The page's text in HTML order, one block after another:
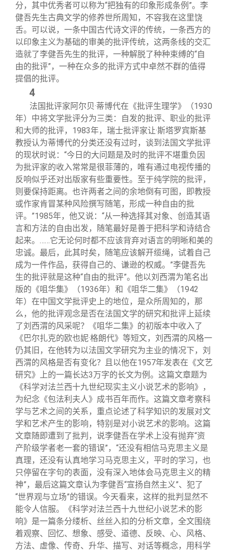
分，其中优秀者可以称为“把独有的印象形成条例”。李
健吾先生古典文学的修养世所周知，不容我在这里饶
舌。可以说，一条中国古代诗文评的传统，一条西方的
以印象主义为基础的审美的批评传统，这两条线的交汇
造就了李健吾先生的批评，一种解脱了种种束缚的“自
由的批评”，一种在众多的批评方式中卓然不群的值得
提倡的批评。
4
法国批评家阿尔贝·蒂博代在《批评生理学》（1930
年）中将文学批评分为三类：自发的批评、职业的批评
和大师的批评，1983年，瑞士批评家让·斯塔罗宾斯基
教授认为蒂博代的分类还没有过时，谈到法国文学批评
的现状时说：“今日的大问题是及时的批评不堪重负因
为批评家的收入常常是很菲薄的，唯有通过电视传播的
反响似乎还对出版家有些重要性。至于纯学院的批评，
则要保持距离。也许两者之间的余地倒有可图，即教授
或作家肯冒某种风险撰写随笔，形成一种自由的批
评。”1985年，他又说：“从一种选择其对象、创造其语
言和方法的自由出发，随笔最好是善于把科学和诗结合
起来。……它无论何时都不应该背弃对语言的明晰和美的
忠诚。最后，此其时矣，随笔应该解开缆绳，试着自己
成为一件作品，获得自己的、谦逊的权威。”李健吾先
生的批评就是这种“自由的批评”。他以刘西渭为笔名出
版的《咀华集》（1936年）和《咀华二集》（1942
年）在中国文学批评史上的地位，是众所周知的，那
么，他的批评观念是否在法国文学的研究和批评上延续
了刘西渭的风采呢？《咀华二集》的初版本中收入了
《巴尔扎克的欧也妮·格朗代》等短文，刘西渭的风格一
仍其旧，在他转为以法国文学研究为主业的情况下，刘
西渭的风格是否有变化？且以他在1957年发表在《文艺
研究》上的一篇长达3万字的长文为例。这篇文章题为
《科学对法兰西十九世纪现实主义小说艺术的影响》，
为纪念《包法利夫人》成书百年而作。这篇文章考察科
学与艺术之间的关系，重点论述了科学知识的发展对文
学和艺术产生的影响，特别是对小说艺术的影响。这篇
文章随即遭到了批判，说李健吾在学术上没有抛弃“资
产阶级学者老一套的错误”，“还没有相信马克思主义是
真理，还没有认真地学习马克思主义，平时的学习，也
只停留在字句的表面，没有深入地体会马克思主义的精
神”，最后这篇文章认为李健吾“宣扬自然主义”、犯了
“世界观与立场”的错误。今天看来，这样的批判显然不
能令人信服。《科学对法兰西十九世纪小说艺术的影
响》是一篇条分缕析、丝丝入扣的分析文章，全文围绕
着观察、回忆、想象、感受、道德、反映、心、风格、
方法、虚像、传奇、升华、描写、对话等概念，用科学